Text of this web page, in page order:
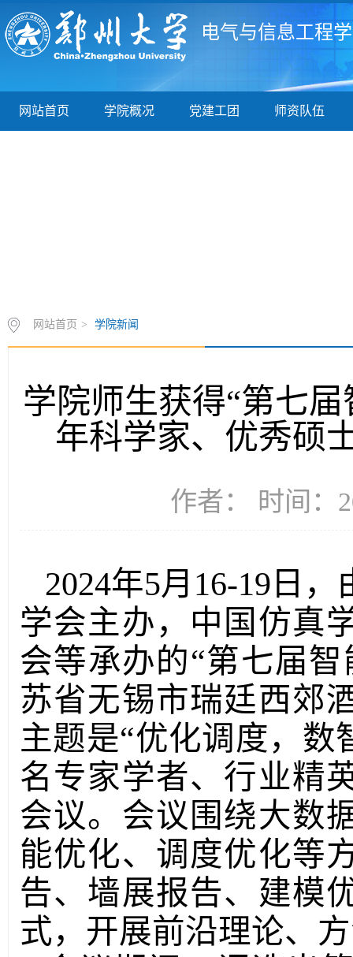
电气与信息工程
网站首页 学院概况 党建工团 师资队伍
网站首页 > 学院新闻
学院师生获得“第七
年科学家、优秀硕
作者： 时间：
2024年5月 16-19 日，
学会主办，中国仿真
会等承办的“第七届
苏省无锡市瑞廷西郊
主题是“优化调度，数
名专家学者、行业精
会议。会议围绕大数
能优化、调度优化等
告、墙展报告、建模
式，开展前沿理论、